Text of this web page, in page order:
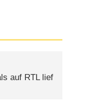
auf RTL lief